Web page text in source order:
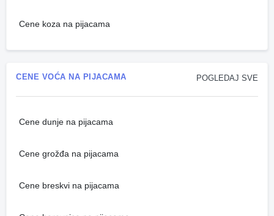
Cene koza na pijacama
POGLEDAJ SVE
CENE VOĆA NA PIJACAMA
Cene dunje na pijacama
Cene grožđa na pijacama
Cene breskvi na pijacama